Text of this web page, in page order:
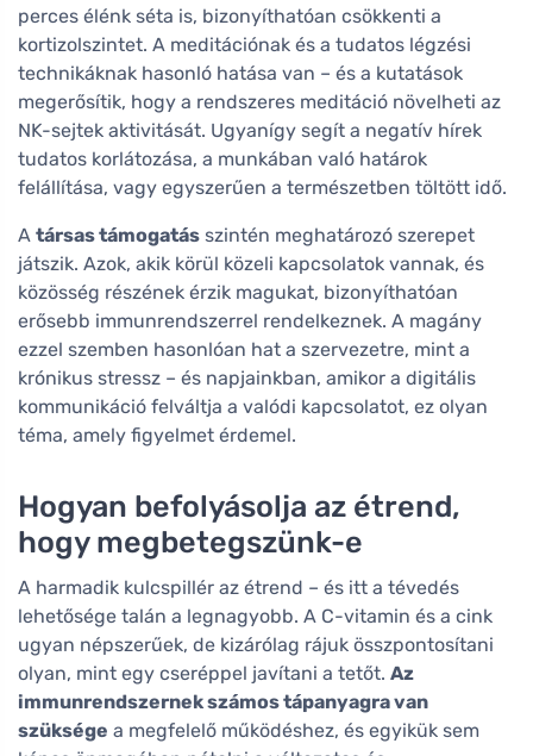
perces élénk séta is, bizonyíthatóan csökkenti a
kortizolszintet. A meditációnak és a tudatos légzési
technikáknak hasonló hatása van – és a kutatások
megerősítik, hogy a rendszeres meditáció növelheti az
NK-sejtek aktivitását. Ugyanígy segít a negatív hírek
tudatos korlátozása, a munkában való határok
felállítása, vagy egyszerűen a természetben töltött idő.
A társas támogatás szintén meghatározó szerepet
játszik. Azok, akik körül közeli kapcsolatok vannak, és
közösség részének érzik magukat, bizonyíthatóan
erősebb immunrendszerrel rendelkeznek. A magány
ezzel szemben hasonlóan hat a szervezetre, mint a
krónikus stressz – és napjainkban, amikor a digitális
kommunikáció felváltja a valódi kapcsolatot, ez olyan
téma, amely figyelmet érdemel.
Hogyan befolyásolja az étrend,
hogy megbetegszünk-e
A harmadik kulcspillér az étrend – és itt a tévedés
lehetősége talán a legnagyobb. A C-vitamin és a cink
ugyan népszerűek, de kizárólag rájuk összpontosítani
olyan, mint egy cseréppel javítani a tetőt. Az
immunrendszernek számos tápanyagra van
szüksége a megfelelő működéshez, és egyikük sem